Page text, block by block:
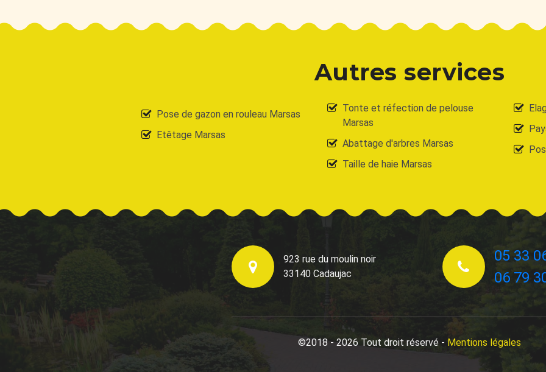
Autres services
Pose de gazon en rouleau Marsas
Etêtage Marsas
Tonte et réfection de pelouse
Marsas
Abattage d'arbres Marsas
Taille de haie Marsas
923 rue du moulin noir
33140 Cadaujac
05 33
06 79
©2018 - 2026 Tout droit réservé - Mentions légales